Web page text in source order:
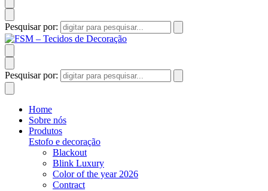
Pesquisar por:
Pesquisar por:
Home
Sobre nós
Produtos
Estofo e decoração
Blackout
Blink Luxury
Color of the year 2026
Contract